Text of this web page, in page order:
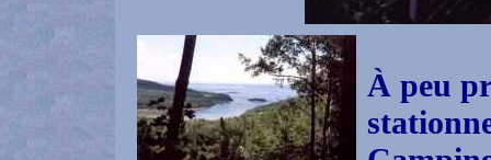
À peu